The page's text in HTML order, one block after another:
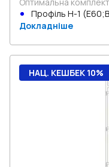
Профіль Н-1
Докладніше
НАЦ. КЕШБЕК 10%